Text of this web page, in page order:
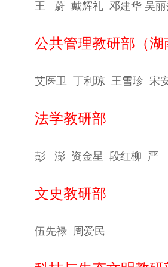
王 蔚 戴辉礼 邓建华 吴丽
公共管理教研部（湖
艾医卫 丁利琼 王雪珍 宋
法学教研部
彭 澎 资金星 段红柳 严
文史教研部
伍先禄 周爱民